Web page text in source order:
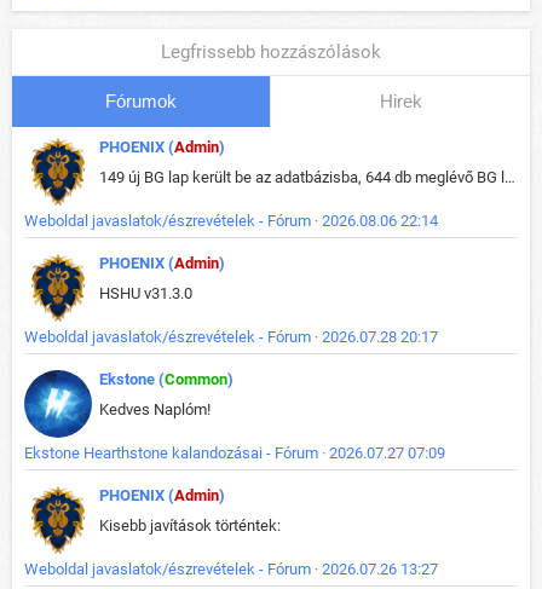
Legfrissebb hozzászólások
Fórumok Hirek
PHOENIX (Admin)
149 új BG lap került be az adatbázisba, 644 db meglévő BG lap módosult, bekerültek az új képek a megváltozott lapokhoz is.
Weboldal javaslatok/észrevételek - Fórum · 2026.08.06 22:14
PHOENIX (Admin)
HSHU v31.3.0
Weboldal javaslatok/észrevételek - Fórum · 2026.07.28 20:17
Ekstone (Common)
Kedves Naplóm!
Ekstone Hearthstone kalandozásai - Fórum · 2026.07.27 07:09
PHOENIX (Admin)
Kisebb javítások történtek:
Weboldal javaslatok/észrevételek - Fórum · 2026.07.26 13:27